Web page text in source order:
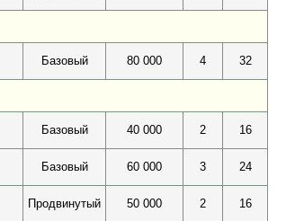
Базовый 80 000 4 32
Базовый 40 000 2 16
Базовый 60 000 3 24
Продвинутый 50 000 2 16